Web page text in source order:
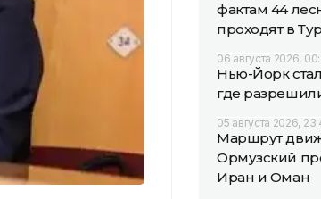
фактам 44
проходят в
06 августа 2026,
Нью-Йорк
где
05 августа 2026,
Маршрут
Ормузский
Иран и Оман